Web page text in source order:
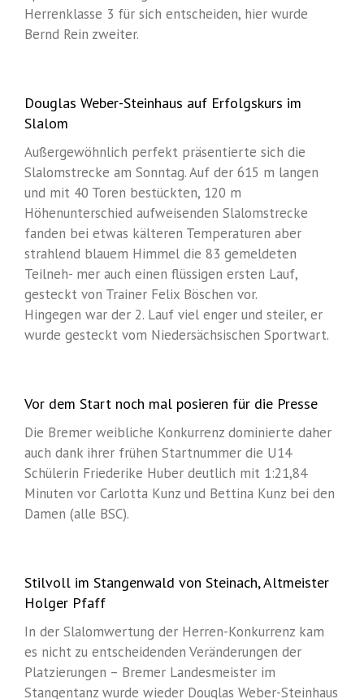
Herrenklasse 3 für sich entscheiden, hier wurde
Bernd Rein zweiter.
Douglas Weber-Steinhaus auf Erfolgskurs im
Slalom
Außergewöhnlich perfekt präsentierte sich die
Slalomstrecke am Sonntag. Auf der 615 m langen
und mit 40 Toren bestückten, 120 m
Höhenunterschied aufweisenden Slalomstrecke
fanden bei etwas kälteren Temperaturen aber
strahlend blauem Himmel die 83 gemeldeten
Teilneh- mer auch einen flüssigen ersten Lauf,
gesteckt von Trainer Felix Böschen vor.
Hingegen war der 2. Lauf viel enger und steiler, er
wurde gesteckt vom Niedersächsischen Sportwart.
Vor dem Start noch mal posieren für die Presse
Die Bremer weibliche Konkurrenz dominierte daher
auch dank ihrer frühen Startnummer die U14
Schülerin Friederike Huber deutlich mit 1:21,84
Minuten vor Carlotta Kunz und Bettina Kunz bei den
Damen (alle BSC).
Stilvoll im Stangenwald von Steinach, Altmeister
Holger Pfaff
In der Slalomwertung der Herren-Konkurrenz kam
es nicht zu entscheidenden Veränderungen der
Platzierungen – Bremer Landesmeister im
Stangentanz wurde wieder Douglas Weber-Steinhaus